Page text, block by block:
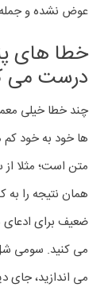
عوض نشده و
خطا های
درست می
چند خطا خیلی
ها خود به خود
متن است؛ مثلا
همان نتیجه را به
ضعیف برای ادعای
می کنید. سومی
می اندازید، جای